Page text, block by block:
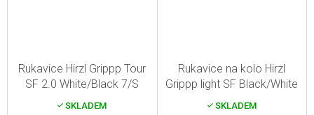
Rukavice Hirzl Grippp Tour
SF 2.0 White/Black 7/S
SKLADEM
Rukavice na kolo Hirzl
Grippp light SF Black/White
SKLADEM